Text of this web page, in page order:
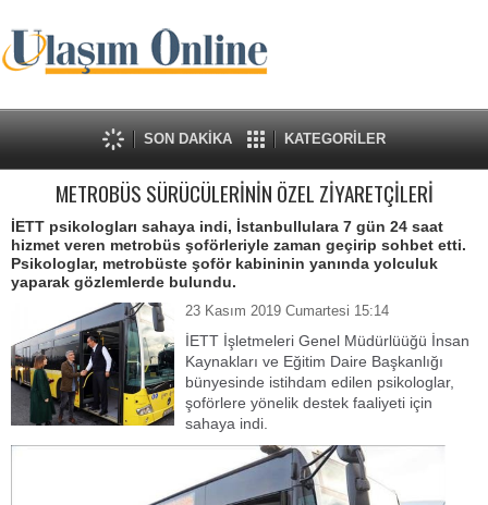
SON DAKİKA KATEGORİLER
METROBÜS SÜRÜCÜLERİNİN ÖZEL ZİYARETÇİLERİ
İETT psikologları sahaya indi, İstanbullulara 7 gün 24 saat
hizmet veren metrobüs şoförleriyle zaman geçirip sohbet etti.
Psikologlar, metrobüste şoför kabininin yanında yolculuk
yaparak gözlemlerde bulundu.
23 Kasım 2019 Cumartesi 15:14
İETT İşletmeleri Genel Müdürlüüğü İnsan
Kaynakları ve Eğitim Daire Başkanlığı
bünyesinde istihdam edilen psikologlar,
şoförlere yönelik destek faaliyeti için
sahaya indi.